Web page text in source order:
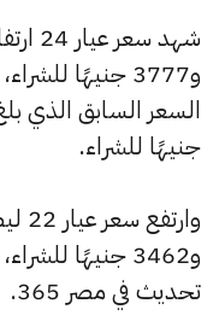
جنيهًا للشراء.
تحديث في مصر 365.